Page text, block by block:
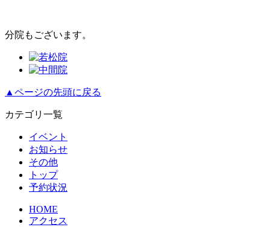
分院もございます。
▲ページの先頭に戻る
カテゴリ一覧
イベント
お知らせ
その他
トップ
予約状況
HOME
アクセス